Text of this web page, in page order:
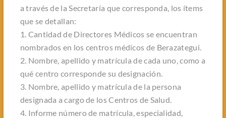
a través de la Secretaría que corresponda, los ítems
que se detallan:
1. Cantidad de Directores Médicos se encuentran
nombrados en los centros médicos de Berazategui.
2. Nombre, apellido y matrícula de cada uno, como a
qué centro corresponde su designación.
3. Nombre, apellido y matrícula de la persona
designada a cargo de los Centros de Salud.
4. Informe número de matrícula, especialidad,